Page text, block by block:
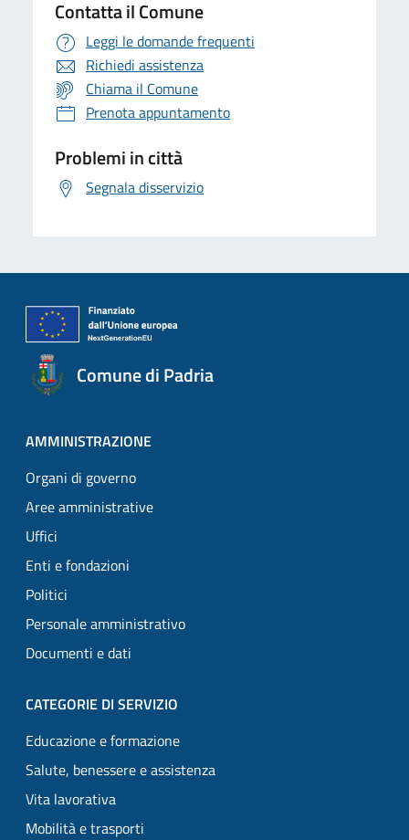
Contatta il Comune
Leggi le domande frequenti
Richiedi assistenza
Chiama il Comune
Prenota appuntamento
Problemi in città
Segnala disservizio
Comune di Padria
AMMINISTRAZIONE
Organi di governo
Aree amministrative
Uffici
Enti e fondazioni
Politici
Personale amministrativo
Documenti e dati
CATEGORIE DI SERVIZIO
Educazione e formazione
Salute, benessere e assistenza
Vita lavorativa
Mobilità e trasporti